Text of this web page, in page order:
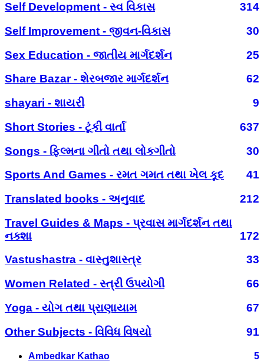
Self Development - સ્વ વિકાસ
314
Self Improvement - જીવન-વિકાસ
30
Sex Education - જાતીય માર્ગદર્શન
25
Share Bazar - શેરબજાર માર્ગદર્શન
62
shayari - શાયરી
9
Short Stories - ટૂંકી વાર્તા
637
Songs - ફિલ્મના ગીતો તથા લોકગીતો
30
Sports And Games - રમત ગમત તથા ખેલ કૂદ
41
Translated books - અનુવાદ
212
Travel Guides & Maps - પ્રવાસ માર્ગદર્શન તથા
નક્શા
172
Vastushastra - વાસ્તુશાસ્ત્ર
33
Women Related - સ્ત્રી ઉપયોગી
66
Yoga - યોગ તથા પ્રાણાયામ
67
Other Subjects - વિવિધ વિષયો
91
Ambedkar Kathao 5